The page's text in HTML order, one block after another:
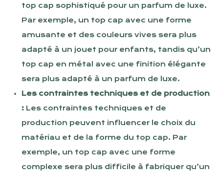
top cap sophistiqué pour un parfum de luxe.
Par exemple, un top cap avec une forme
amusante et des couleurs vives sera plus
adapté à un jouet pour enfants, tandis qu’un
top cap en métal avec une finition élégante
sera plus adapté à un parfum de luxe.
Les contraintes techniques et de production
: Les contraintes techniques et de
production peuvent influencer le choix du
matériau et de la forme du top cap. Par
exemple, un top cap avec une forme
complexe sera plus difficile à fabriquer qu’un